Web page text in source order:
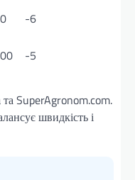
-6
-5
SuperAgronom.com.
швидкість і